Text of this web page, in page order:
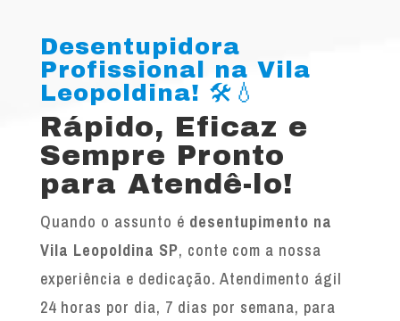
Desentupidora
Profissional na Vila
Leopoldina! 🛠️💧
Rápido, Eficaz e
Sempre Pronto
para Atendê-lo!
Quando o assunto é desentupimento na
Vila Leopoldina SP, conte com a nossa
experiência e dedicação. Atendimento ágil
24 horas por dia, 7 dias por semana, para